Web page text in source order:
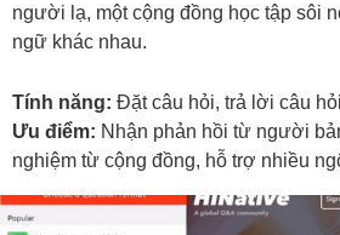
người lạ, một cộng đồng học tập sôi
ngữ khác nhau.
Tính năng: Đặt câu hỏi, trả lời câu
Ưu điểm: Nhận phản hồi từ người
nghiệm từ cộng đồng, hỗ trợ nhiều